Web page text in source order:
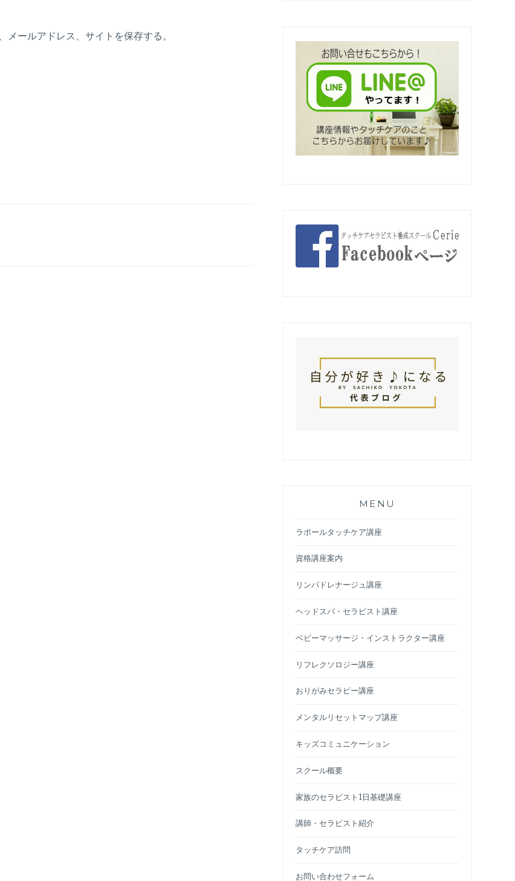
ールアドレス、サイトを保存する。
MENU
ラポールタッチケア講座
資格講座案内
リンパドレナージュ講座
ヘッドスパ・セラピスト講座
ベビーマッサージ・インストラクター講座
リフレクソロジー講座
おりがみセラピー講座
メンタルリセットマップ講座
キッズコミュニケーション
スクール概要
家族のセラピスト1日基礎講座
講師・セラピスト紹介
タッチケア訪問
お問い合わせフォーム